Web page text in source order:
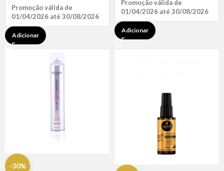
Promoção válida de
01/04/2026 até 30/08/2026
Adicionar
Promoção válida de
01/04/2026 até 30/08/2026
Adicionar
-30%